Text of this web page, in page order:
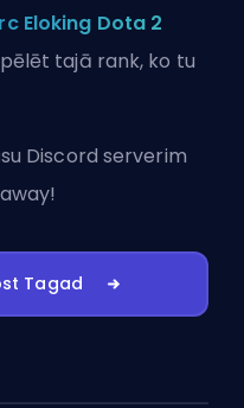
Eloking Dota 2
tajā rank, ko tu
Discord serverim
Tagad